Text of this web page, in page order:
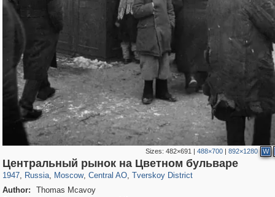
Sizes:482×691 |488×700 |892×1280 W
Центральный рынок на Цветном бульваре
1947, Russia
1,407,345 29,248
, Moscow
319,882 8,286
, Central AO
160,021 5,916
, Tverskoy District
53,055 2,283
Author:
Thomas Mcavoy